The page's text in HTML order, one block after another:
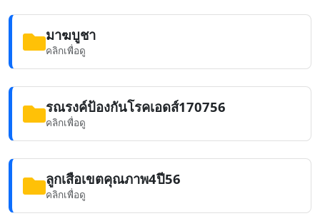
มาฆบูชา
คลิกเพื่อดู
รณรงค์ป้องกันโรคเอดส์170756
คลิกเพื่อดู
ลูกเสือเขตคุณภาพ4ปี56
คลิกเพื่อดู